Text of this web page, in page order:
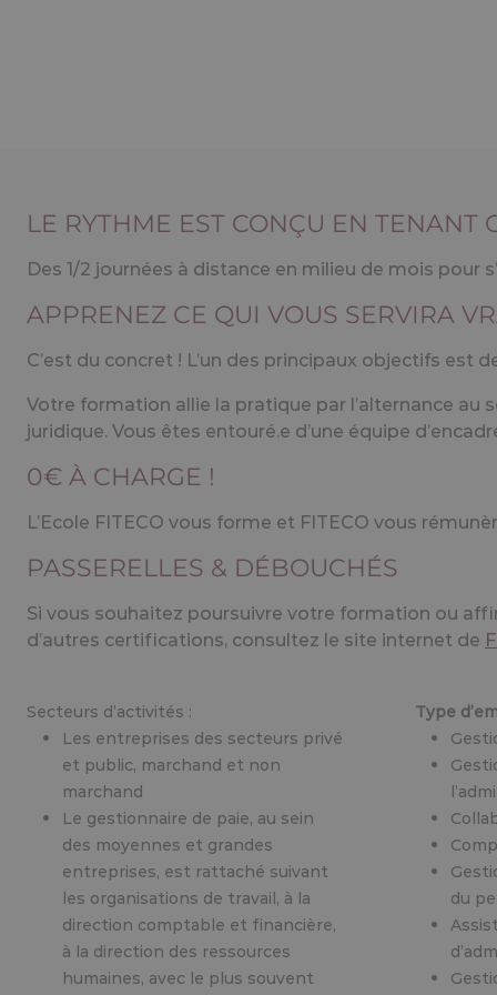
APPRENEZ CE QUI VOUS SERVIRA
C’est du concret ! L’un des principaux objectifs
Votre formation allie la pratique par l’alternance au
L’Ecole FITECO vous forme et FITECO vous
PASSERELLES & DÉBOUCHÉS
Si vous souhaitez poursuivre votre formation ou
d’autres certifications, consultez le site internet de
Secteurs d’activités :
Les entreprises des secteurs privé
marchand
Le gestionnaire de paie, au sein
des moyennes et grandes
entreprises, est rattaché suivant
les organisations de travail, à la
direction comptable et financière,
à la direction des ressources
humaines, avec le plus souvent
dans l’une ou l’autre situation, un
service dédié appelé « pôle social »
Le gestionnaire de paie au sein
Type
du